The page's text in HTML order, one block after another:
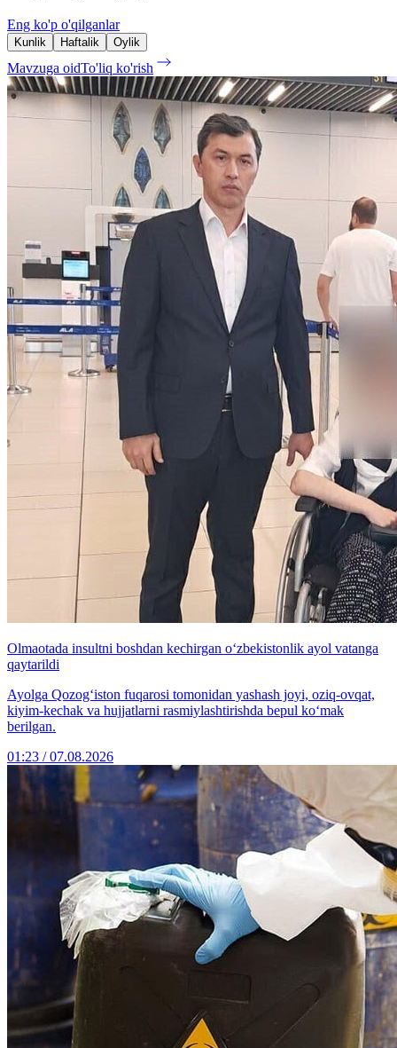
Eng ko'p o'qilganlar
Kunlik Haftalik Oylik
Mavzuga oidTo'liq ko'rish
Olmaotada insultni boshdan kechirgan o‘zbekistonlik ayol vatanga
qaytarildi
Ayolga Qozog‘iston fuqarosi tomonidan yashash joyi, oziq-ovqat,
kiyim-kechak va hujjatlarni rasmiylashtirishda bepul ko‘mak
berilgan.
01:23 / 07.08.2026